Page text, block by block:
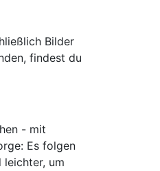
Bilder
findest du
- mit
Es folgen
um